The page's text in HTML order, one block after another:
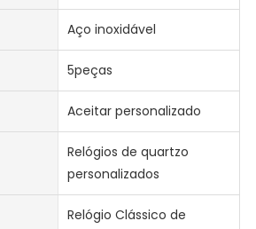
Aço inoxidável
5peças
Aceitar personalizado
Relógios de quartzo
personalizados
Relógio Clássico de